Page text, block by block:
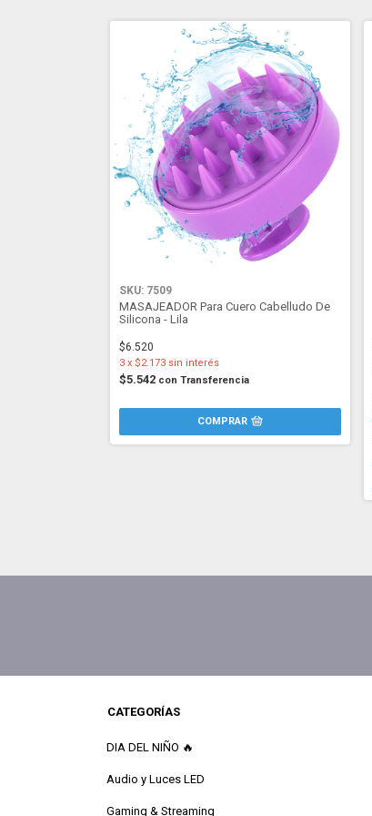
SKU: 7509
MASAJEADOR Para Cuero Cabelludo De
Silicona - Lila
$6.520
$5.542 con Transferencia
3 x $2.173 sin interés
CATEGORÍAS
DIA DEL NIÑO 🔥
Audio y Luces LED
Gaming & Streaming